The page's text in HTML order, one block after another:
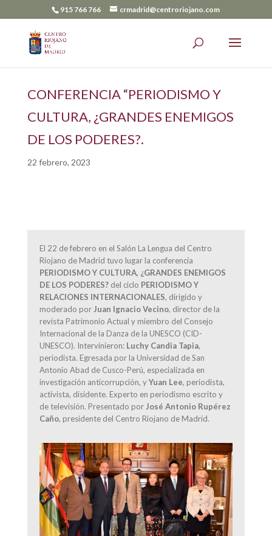
915 766 766 crmadrid@centroriojano.com
CONFERENCIA “PERIODISMO Y
CULTURA, ¿GRANDES ENEMIGOS
DE LOS PODERES?.
22 febrero, 2023
El 22 de febrero en el Salón La Lengua del Centro
Riojano de Madrid tuvo lugar la conferencia
PERIODISMO Y CULTURA, ¿GRANDES ENEMIGOS
DE LOS PODERES? del ciclo PERIODISMO Y
RELACIONES INTERNACIONALES, dirigido y
moderado por Juan Ignacio Vecino, director de la
revista Patrimonio Actual y miembro del Consejo
Internacional de la Danza de la UNESCO (CID-
UNESCO). Intervinieron: Luchy Candia Tapia,
periodista. Egresada por la Universidad de San
Antonio Abad de Cusco-Perú, especializada en
investigación anticorrupción, yYuan Lee, periodista,
activista, disidente. Experto en periodismo escrito y
de televisión. Presentado por José Antonio Rupérez
Caño, presidente del Centro Riojano de Madrid.